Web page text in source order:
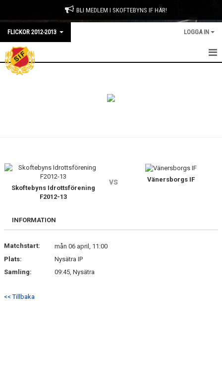
BLI MEDLEM I SKOFTEBYNS IF HÄR!
FLICKOR 2012-2013 LOGGA IN
HEM
BILDGALLERI
KONTAKT
Skoftebyns Idrottsförening
F2012-13
vs Vänersborgs IF
INFORMATION
Matchstart:
mån 06 april, 11:00
Plats:
Nysätra IP
Samling:
09:45, Nysätra
<< Tillbaka